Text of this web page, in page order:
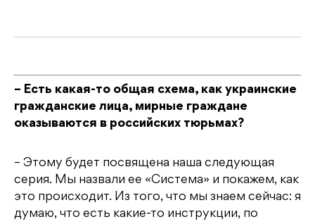
– Есть какая-то общая схема, как украинские
гражданские лица, мирные граждане
оказываются в российских тюрьмах?
– Этому будет посвящена наша следующая
серия. Мы назвали ее «Система» и покажем, как
это происходит. Из того, что мы знаем сейчас: я
думаю, что есть какие-то инструкции, по